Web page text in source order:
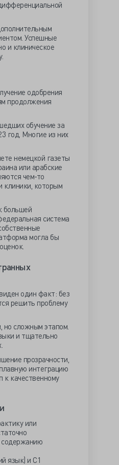
Успешные
и клиническое
одобрения
продолжения
обучение за
год. Многие из них
немецкой газеты
или арабские
чем-то
клиники, которым
большей
система
могла бы
один факт: без
решить проблему
но сложным этапом.
и тщательно
прозрачности,
интеграцию
к качественному
или
содержанию
язык) и C1